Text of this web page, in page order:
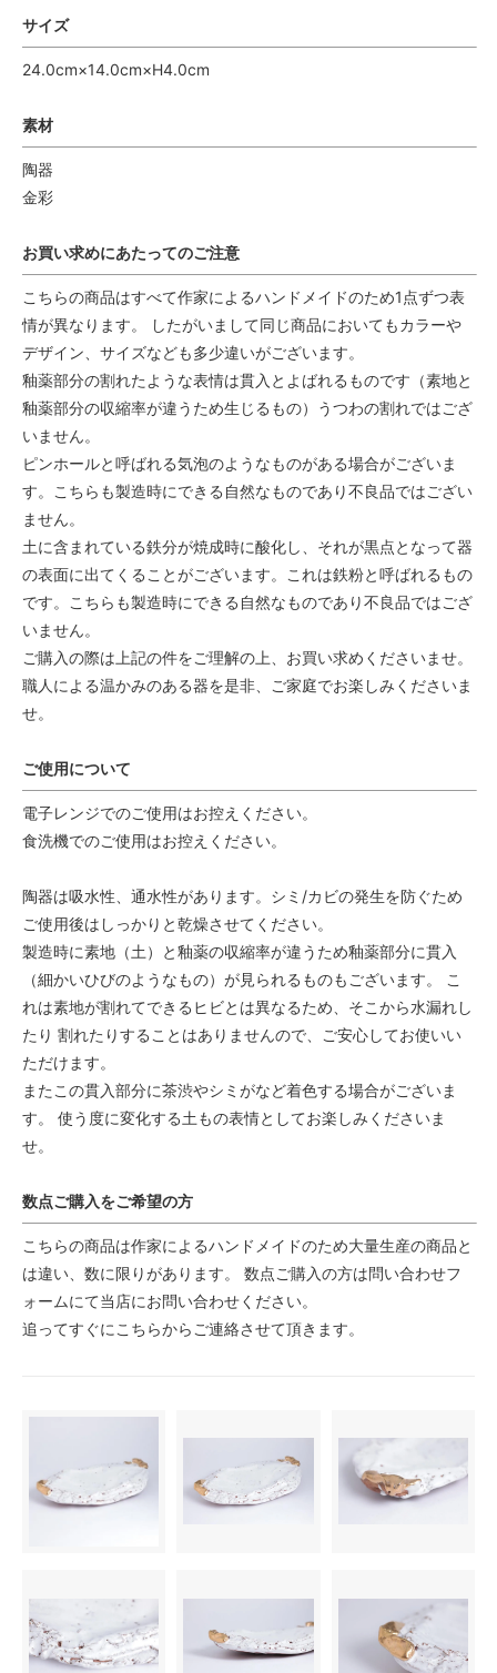
サイズ
24.0cm×14.0cm×H4.0cm
素材
陶器
金彩
お買い求めにあたってのご注意
こちらの商品はすべて作家によるハンドメイドのため1点ずつ表
情が異なります。 したがいまして同じ商品においてもカラーや
デザイン、サイズなども多少違いがございます。
釉薬部分の割れたような表情は貫入とよばれるものです（素地と
釉薬部分の収縮率が違うため生じるもの）うつわの割れではござ
いません。
ピンホールと呼ばれる気泡のようなものがある場合がございま
す。こちらも製造時にできる自然なものであり不良品ではござい
ません。
土に含まれている鉄分が焼成時に酸化し、それが黒点となって器
の表面に出てくることがございます。これは鉄粉と呼ばれるもの
です。こちらも製造時にできる自然なものであり不良品ではござ
いません。
ご購入の際は上記の件をご理解の上、お買い求めくださいませ。
職人による温かみのある器を是非、ご家庭でお楽しみくださいま
せ。
ご使用について
電子レンジでのご使用はお控えください。
食洗機でのご使用はお控えください。
陶器は吸水性、通水性があります。シミ/カビの発生を防ぐため
ご使用後はしっかりと乾燥させてください。
製造時に素地（土）と釉薬の収縮率が違うため釉薬部分に貫入
（細かいひびのようなもの）が見られるものもございます。 こ
れは素地が割れてできるヒビとは異なるため、そこから水漏れし
たり 割れたりすることはありませんので、ご安心してお使いい
ただけます。
またこの貫入部分に茶渋やシミがなど着色する場合がございま
す。 使う度に変化する土もの表情としてお楽しみくださいま
せ。
数点ご購入をご希望の方
こちらの商品は作家によるハンドメイドのため大量生産の商品と
は違い、数に限りがあります。 数点ご購入の方は問い合わせフ
ォームにて当店にお問い合わせください。
追ってすぐにこちらからご連絡させて頂きます。